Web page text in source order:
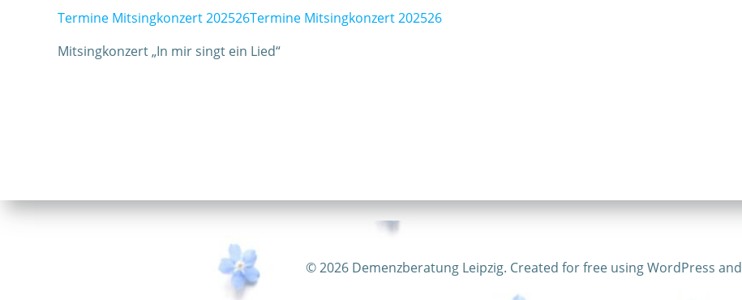
Termine Mitsingkonzert 202526Termine Mitsingkonzert 202526
Mitsingkonzert „In mir singt ein Lied“
© 2026 Demenzberatung Leipzig. Created for free using WordPress and